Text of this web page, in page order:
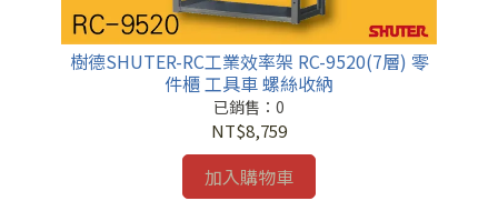
樹德SHUTER-RC工業效率架 RC-9520(7層) 零
件櫃 工具車 螺絲收納
已銷售：0
NT$8,759
加入購物車